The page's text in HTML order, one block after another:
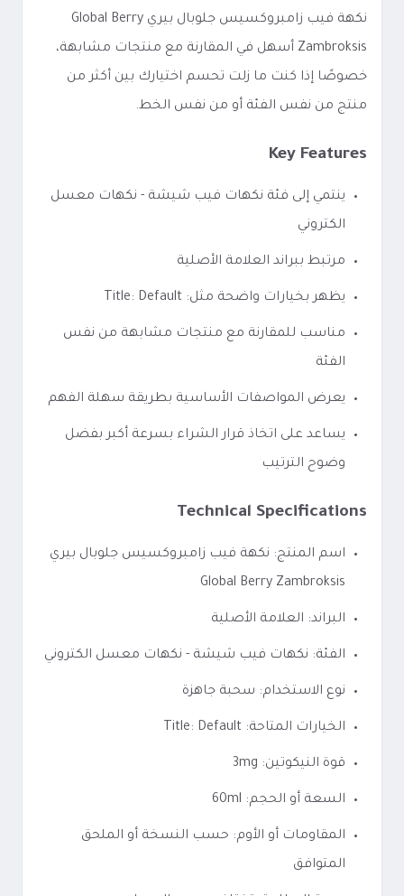
نكهة فيب زامبروكسيس جلوبال بيري Global Berry
Zambroksis أسهل في المقارنة مع منتجات مشابهة،
خصوصًا إذا كنت ما زلت تحسم اختيارك بين أكثر من
منتج من نفس الفئة أو من نفس الخط.
Key Features
ينتمي إلى فئة نكهات فيب شيشة - نكهات معسل
الكتروني
مرتبط ببراند العلامة الأصلية
يظهر بخيارات واضحة مثل: Title: Default
مناسب للمقارنة مع منتجات مشابهة من نفس
الفئة
يعرض المواصفات الأساسية بطريقة سهلة الفهم
يساعد على اتخاذ قرار الشراء بسرعة أكبر بفضل
وضوح الترتيب
Technical Specifications
اسم المنتج: نكهة فيب زامبروكسيس جلوبال بيري
Global Berry Zambroksis
البراند: العلامة الأصلية
الفئة: نكهات فيب شيشة - نكهات معسل الكتروني
نوع الاستخدام: سحبة جاهزة
الخيارات المتاحة: Title: Default
قوة النيكوتين: 3mg
السعة أو الحجم: 60ml
المقاومات أو الأوم: حسب النسخة أو الملحق
المتوافق